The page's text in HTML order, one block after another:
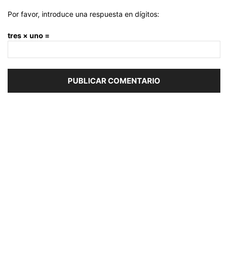
Por favor, introduce una respuesta en dígitos:
tres × uno =